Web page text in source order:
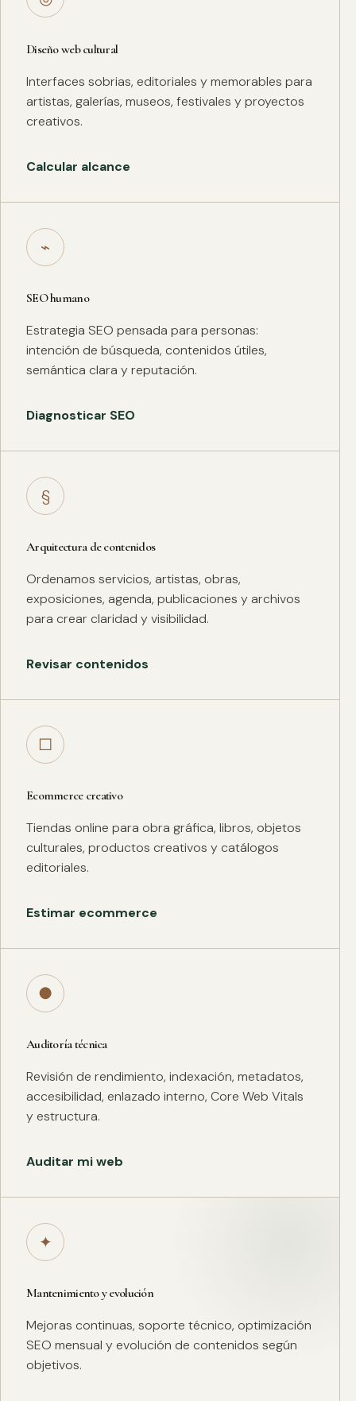
Diseño web cultural
Interfaces sobrias, editoriales y memorables para
artistas, galerías, museos, festivales y proyectos
creativos.
Calcular alcance
⌁
SEO humano
Estrategia SEO pensada para personas:
intención de búsqueda, contenidos útiles,
semántica clara y reputación.
Diagnosticar SEO
§
Arquitectura de contenidos
Ordenamos servicios, artistas, obras,
exposiciones, agenda, publicaciones y archivos
para crear claridad y visibilidad.
Revisar contenidos
□
Ecommerce creativo
Tiendas online para obra gráfica, libros, objetos
culturales, productos creativos y catálogos
editoriales.
Estimar ecommerce
●
Auditoría técnica
Revisión de rendimiento, indexación, metadatos,
accesibilidad, enlazado interno, Core Web Vitals
y estructura.
Auditar mi web
✦
Mantenimiento y evolución
Mejoras continuas, soporte técnico, optimización
SEO mensual y evolución de contenidos según
objetivos.